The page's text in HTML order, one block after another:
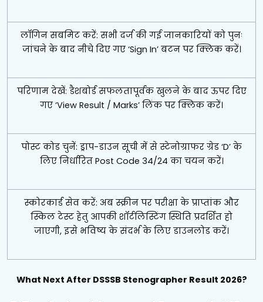
लॉगिन सबमिट करें: सभी दर्ज की गई जानकारियों को पुनः
जांचने के बाद नीचे दिए गए ‘Sign In’ बटन पर क्लिक करें।
परिणाम देखें: डैशबोर्ड सफलतापूर्वक खुलने के बाद ऊपर दिए
गए ‘View Result / Marks’ लिंक पर क्लिक करें।
पोस्ट कोड चुनें: ड्राप-डाउन सूची में से स्टेनोग्राफर ग्रेड ‘D’ के
लिए निर्धारित Post Code 34/24 का चयन करें।
स्कोरकार्ड सेव करें: अब स्क्रीन पर परीक्षा के प्राप्तांक और
स्किल टेस्ट हेतु आपकी शॉर्टलिस्टिंग स्थिति प्रदर्शित हो
जाएगी, इसे भविष्य के संदर्भ के लिए डाउनलोड करें।
What Next After DSSSB Stenographer Result 2026?